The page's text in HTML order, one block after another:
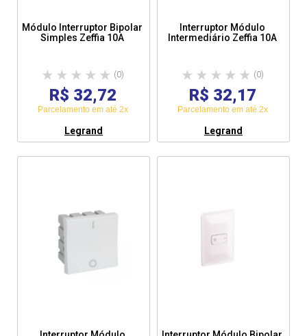
Módulo Interruptor Bipolar
Simples Zeffia 10A
(0)
R$ 32,72
Parcelamento em até 2x
Legrand
Interruptor Módulo
Intermediário Zeffia 10A
(0)
R$ 32,17
Parcelamento em até 2x
Legrand